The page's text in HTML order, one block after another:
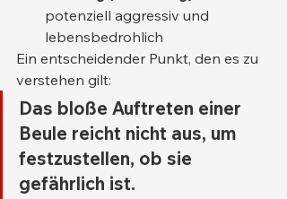
potenziell aggressiv und
lebensbedrohlich
Ein entscheidender Punkt, den es zu
verstehen gilt:
Das bloße Auftreten einer
Beule reicht nicht aus, um
festzustellen, ob sie
gefährlich ist.